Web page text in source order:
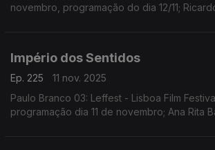
novembro, programação do dia 12/11;
Império dos Sentidos
Ep. 225
11 nov. 2025
Paulo Branco 03: Leffest - Lisboa Film
programação dia 11 de novembro; Ana Rita